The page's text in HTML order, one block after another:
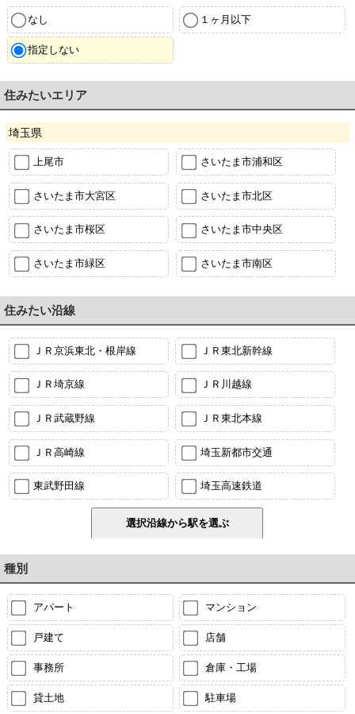
なし １ヶ月以下
指定しない
住みたいエリア
埼玉県
上尾市 さいたま市浦和区
さいたま市大宮区 さいたま市北区
さいたま市桜区 さいたま市中央区
さいたま市緑区 さいたま市南区
住みたい沿線
ＪＲ京浜東北・根岸線 ＪＲ東北新幹線
ＪＲ埼京線 ＪＲ川越線
ＪＲ武蔵野線 ＪＲ東北本線
ＪＲ高崎線 埼玉新都市交通
東武野田線 埼玉高速鉄道
種別
アパート マンション
戸建て 店舗
事務所 倉庫・工場
貸土地 駐車場